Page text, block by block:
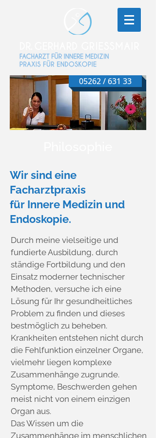
05262 / 631 33
Wir sind eine
Facharztpraxis
für Innere Medizin und
Endoskopie.
Durch meine vielseitige und
fundierte Ausbildung, durch
ständige Fortbildung und den
Einsatz moderner technischer
Methoden, versuche ich eine
Lösung für Ihr gesundheitliches
Problem zu finden und dieses
bestmöglich zu beheben.
Krankheiten entstehen nicht durch
die Fehlfunktion einzelner Organe,
vielmehr liegen komplexe
Zusammenhänge zugrunde.
Symptome, Beschwerden gehen
meist nicht von einem einzigen
Organ aus.
Das Wissen um die
Zusammenhänge im menschlichen